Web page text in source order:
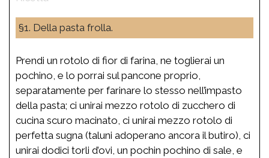
§1. Della pasta frolla.
Prendi un rotolo di fior di farina, ne toglierai un
pochino, e lo porrai sul pancone proprio,
separatamente per farinare lo stesso nell’impasto
della pasta; ci unirai mezzo rotolo di zucchero di
cucina scuro macinato, ci unirai mezzo rotolo di
perfetta sugna (taluni adoperano ancora il butiro), ci
unirai dodici torli d’ovi, un pochin pochino di sale, e